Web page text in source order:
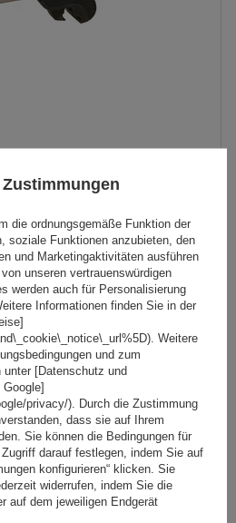
Wir versenden schon am11. August
die ordnungsgemäße Funktion der
soziale Funktionen anzubieten, den
und Marketingaktivitäten ausführen
unseren vertrauenswürdigen
werden auch für Personalisierung
Informationen finden Sie in der
Weitere
und zum
[Datenschutz und
Google]
privacy/). Durch die Zustimmung
dass sie auf Ihrem
Sie können die Bedingungen für
darauf festlegen, indem Sie auf
konfigurieren“ klicken. Sie
widerrufen, indem Sie die
auf dem jeweiligen Endgerät